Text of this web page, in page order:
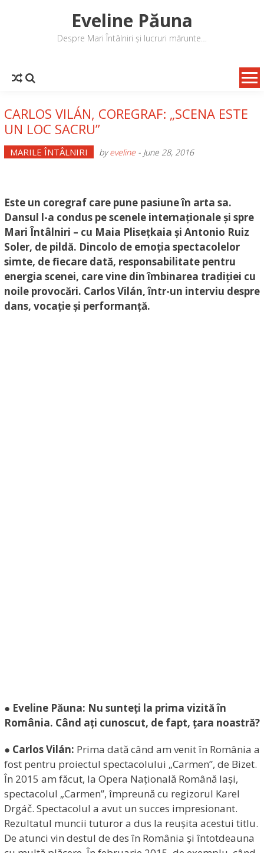
Eveline Păuna
Despre Mari Întâlniri și lucruri mărunte…
CARLOS VILÁN, COREGRAF: „SCENA ESTE
UN LOC SACRU”
MARILE ÎNTÂLNIRI byeveline- June 28, 2016
Este un coregraf care pune pasiune în arta sa.
Dansul l-a condus pe scenele internaționale și spre
Mari Întâlniri – cu Maia Plisețkaia și Antonio Ruiz
Soler, de pildă. Dincolo de emoția spectacolelor
simte, de fiecare dată, responsabilitate pentru
energia scenei, care vine din îmbinarea tradiției cu
noile provocări. Carlos Vilán, într-un interviu despre
dans, vocație și performanță.
● Eveline Păuna: Nu sunteți la prima vizită în
România. Când ați cunoscut, de fapt, țara noastră?
● Carlos Vilán: Prima dată când am venit în România a
fost pentru proiectul spectacolului „Carmen”, de Bizet.
În 2015 am făcut, la Opera Națională Română Iași,
spectacolul „Carmen”, împreună cu regizorul Karel
Drgáč. Spectacolul a avut un succes impresionant.
Rezultatul muncii tuturor a dus la reușita acestui titlu.
De atunci vin destul de des în România și întotdeauna